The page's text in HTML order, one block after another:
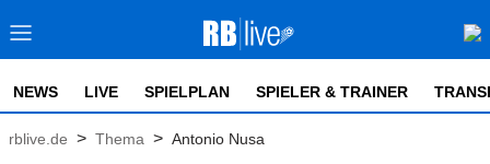
NEWS LIVE SPIELPLAN SPIELER & TRAINER
rblive.de > Thema > Antonio Nusa